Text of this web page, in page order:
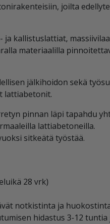
joilta
kallistuslattiat,
materiaalilla
jälkihoidon sekä
lattiabetonit.
pinnan läpi tapahdu
lattiabetoneilla.
sitkeätä työstää.
28 vrk)
notkistinta ja
hidastus 3-12 tuntia